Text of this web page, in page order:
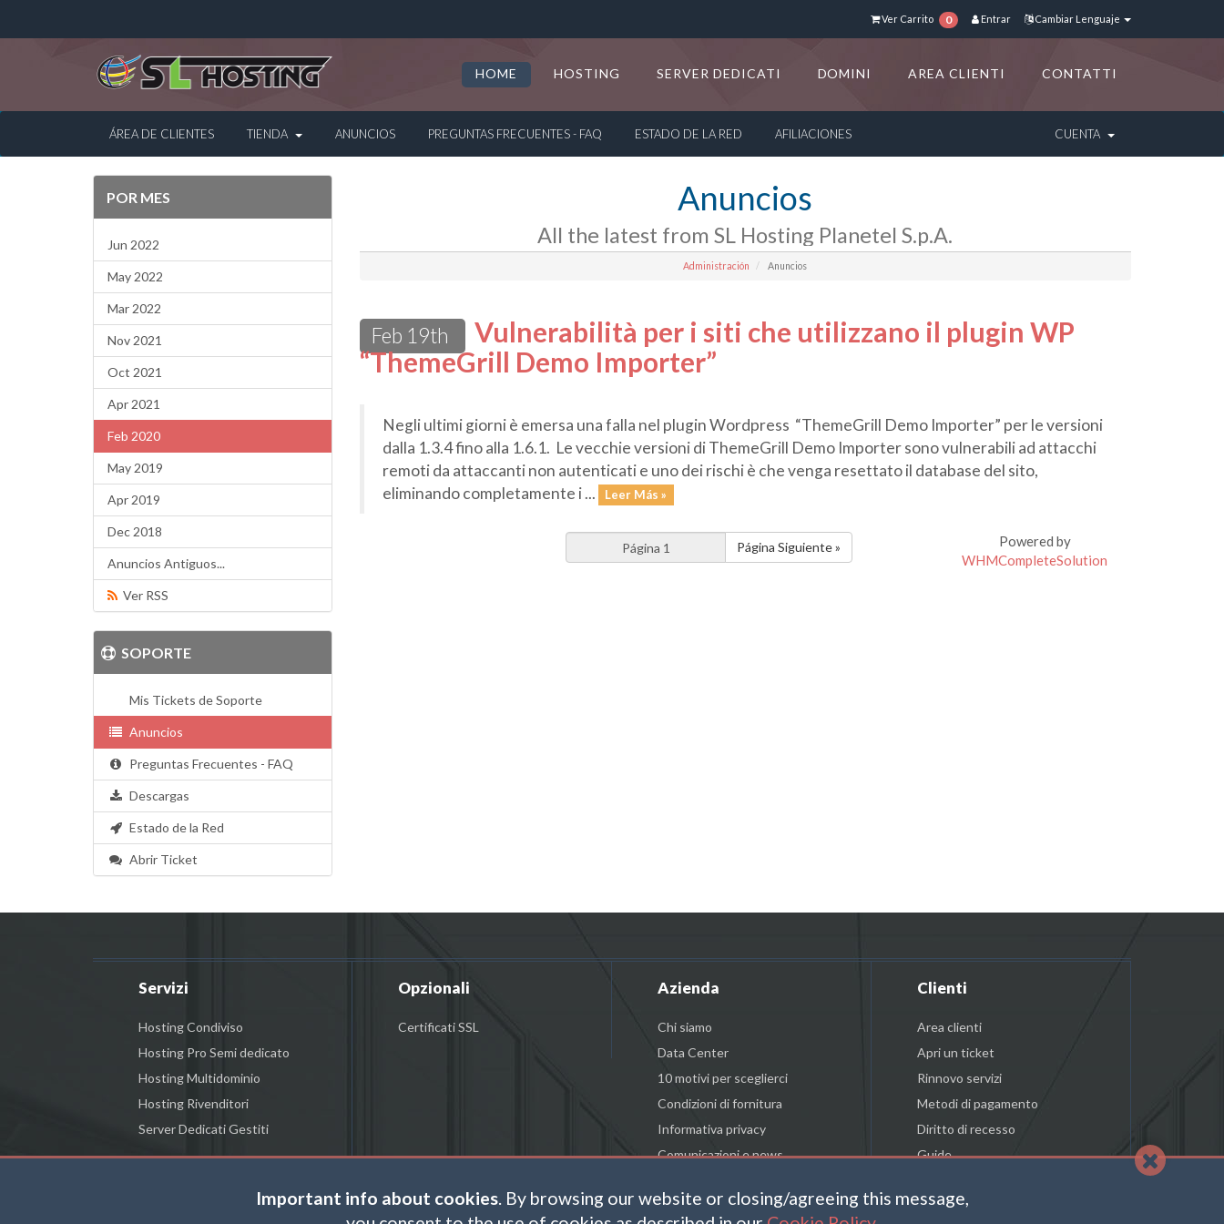
Cambiar Lenguaje
Entrar
Ver Carrito 0
HOME HOSTING SERVER DEDICATI DOMINI AREA CLIENTI CONTATTI
ÁREA DE CLIENTES TIENDA ANUNCIOS PREGUNTAS FRECUENTES - FAQ ESTADO DE LA RED AFILIACIONES CUENTA
Anuncios
All the latest from SL Hosting Planetel S.p.A.
Administración Anuncios
POR MES
Jun 2022
May 2022
Mar 2022
Nov 2021
Oct 2021
Apr 2021
Feb 2020
May 2019
Apr 2019
Dec 2018
Anuncios Antiguos...
Ver RSS
Feb 19th
Vulnerabilità per i siti che utilizzano il plugin WP
“ThemeGrill Demo Importer”
Negli ultimi giorni è emersa una falla nel plugin Wordpress “ThemeGrill Demo Importer” per le versioni
dalla 1.3.4 fino alla 1.6.1. Le vecchie versioni di ThemeGrill Demo Importer sono vulnerabili ad attacchi
remoti da attaccanti non autenticati e uno dei rischi è che venga resettato il database del sito,
eliminando completamente i ...
Leer Más »
Página Siguiente »
Powered by
WHMCompleteSolution
SOPORTE
Mis Tickets de Soporte
Anuncios
Preguntas Frecuentes - FAQ
Descargas
Estado de la Red
Abrir Ticket
Servizi
Hosting Condiviso
Hosting Pro Semi dedicato
Hosting Multidominio
Hosting Rivenditori
Server Dedicati Gestiti
Opzionali
Certificati SSL
Azienda
Chi siamo
Data Center
10 motivi per sceglierci
Condizioni di fornitura
Informativa privacy
Comunicazioni e news
Clienti
Area clienti
Apri un ticket
Rinnovo servizi
Metodi di pagamento
Diritto di recesso
Guide
Important info about cookies. By browsing our website or closing/agreeing this message,